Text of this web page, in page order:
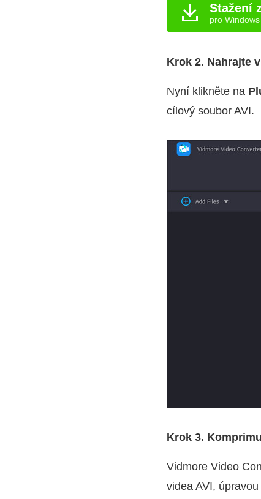
Stažení
pro Windows
Krok 2. Nahrajte
Nyní klikněte na
cílový soubor AVI.
Krok 3.
Vidmore Video
videa AVI,